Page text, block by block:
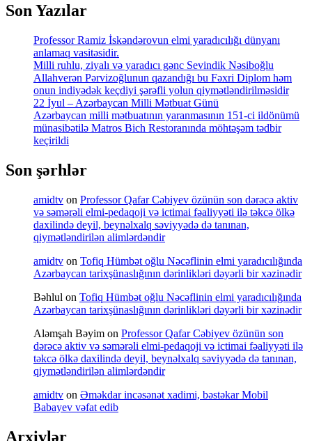
Son Yazılar
Professor Ramiz İskəndərovun elmi yaradıcılığı dünyanı
anlamaq vasitəsidir.
Milli ruhlu, ziyalı və yaradıcı gənc Sevindik Nəsiboğlu
Allahverən Pərvizoğlunun qazandığı bu Fəxri Diplom həm
onun indiyədək keçdiyi şərəfli yolun qiymətləndirilməsidir
22 İyul – Azərbaycan Milli Mətbuat Günü
Azərbaycan milli mətbuatının yaranmasının 151-ci ildönümü
münasibətilə Matros Bich Restoranında möhtəşəm tədbir
keçirildi
Son şərhlər
amidtv on Professor Qafar Cəbiyev özünün son dərəcə aktiv
və səmərəli elmi-pedaqoji və ictimai fəaliyyəti ilə təkcə ölkə
daxilində deyil, beynəlxalq səviyyədə də tanınan,
qiymətləndirilən alimlərdəndir
amidtv on Tofiq Hümbət oğlu Nəcəflinin elmi yaradıcılığında
Azərbaycan tarixşünaslığının dərinlikləri dəyərli bir xəzinədir
Bəhlul on Tofiq Hümbət oğlu Nəcəflinin elmi yaradıcılığında
Azərbaycan tarixşünaslığının dərinlikləri dəyərli bir xəzinədir
Aləmşah Bəyim on Professor Qafar Cəbiyev özünün son
dərəcə aktiv və səmərəli elmi-pedaqoji və ictimai fəaliyyəti ilə
təkcə ölkə daxilində deyil, beynəlxalq səviyyədə də tanınan,
qiymətləndirilən alimlərdəndir
amidtv on Əməkdar incəsənət xadimi, bəstəkar Mobil
Babayev vəfat edib
Arxivlər